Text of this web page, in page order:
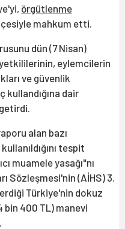
örgütlenme
mahkum etti.
dün (7 Nisan)
eylemcilerin
ve güvenlik
kullandığına dair
alan bazı
tespit
muamele yasağı"nı
Sözleşmesi'nin (AİHS) 3.
Türkiye'nin dokuz
bin 400 TL) manevi